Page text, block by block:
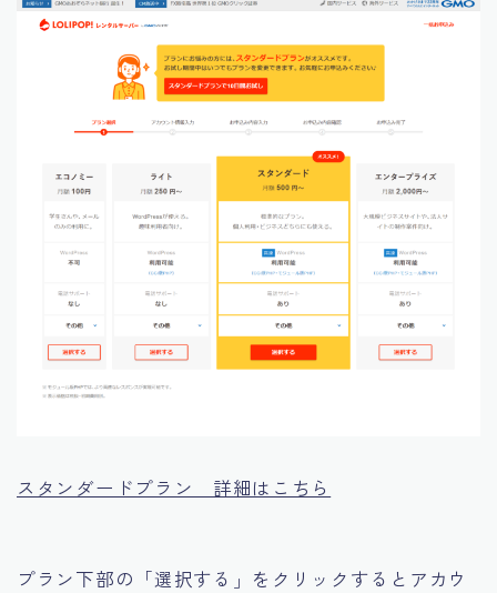
スタンダードプラン 詳細はこちら
プラン下部の「選択する」をクリックするとアカウ